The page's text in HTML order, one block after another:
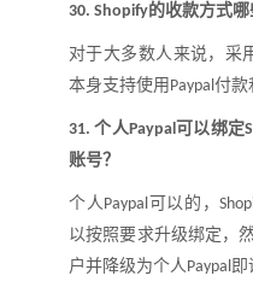
30. Shopify的收款方式
对于大多数人来说，采
本身支持使用 Paypal付款
31.个人Paypal可以绑定
账号？
个人Paypal 可以的，
以按照要求升级绑定，
户并降级为个人Paypal即